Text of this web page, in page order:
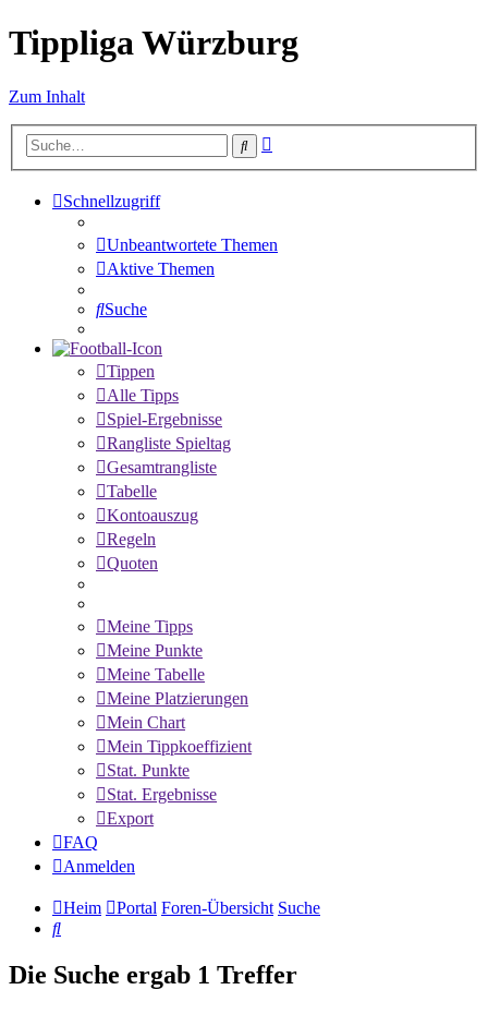
Tippliga Würzburg
Zum Inhalt
Suche
Schnellzugriff
Unbeantwortete Themen
Aktive Themen
Suche
Tippen
Alle Tipps
Spiel-Ergebnisse
Rangliste Spieltag
Gesamtrangliste
Tabelle
Kontoauszug
Regeln
Quoten
Meine Tipps
Meine Punkte
Meine Tabelle
Meine Platzierungen
Mein Chart
Mein Tippkoeffizient
Stat. Punkte
Stat. Ergebnisse
Export
FAQ
Anmelden
Heim Portal Foren-Übersicht Suche
Suche
Die Suche ergab 1 Treffer